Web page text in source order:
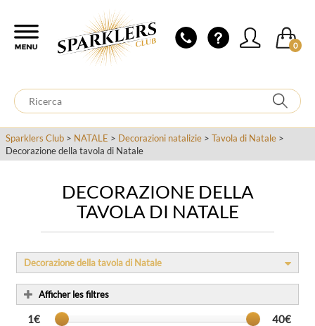
0
Sparklers Club > NATALE > Decorazioni natalizie > Tavola di Natale >
Decorazione della tavola di Natale
DECORAZIONE DELLA
TAVOLA DI NATALE
1€ 40€
Afficher les filtres
Decorazione della tavola di Natale